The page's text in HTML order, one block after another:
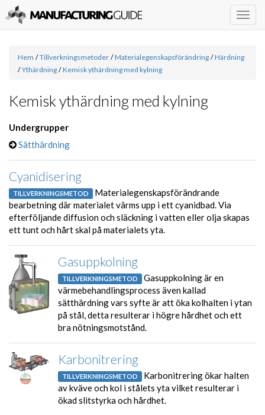
Hem / Tillverkningsmetoder / Materialegenskapsförändring / Härdning
/ Ythärdning / Kemisk ythärdning med kylning
Kemisk ythärdning med kylning
Undergrupper
Sätthärdning
Cyanidisering
TILLVERKNINGSMETOD Materialegenskapsförändrande
bearbetning där materialet värms upp i ett cyanidbad. Via
efterföljande diffusion och släckning i vatten eller olja skapas
ett tunt och hårt skal på materialets yta.
Gasuppkolning
TILLVERKNINGSMETOD Gasuppkolning är en
värmebehandlingsprocess även kallad
sätthärdning vars syfte är att öka kolhalten i ytan
på stål, detta resulterar i högre hårdhet och ett
bra nötningsmotstånd.
Karbonitrering
TILLVERKNINGSMETOD Karbonitrering ökar halten
av kväve och kol i stålets yta vilket resulterar i
ökad slitstyrka och hårdhet.